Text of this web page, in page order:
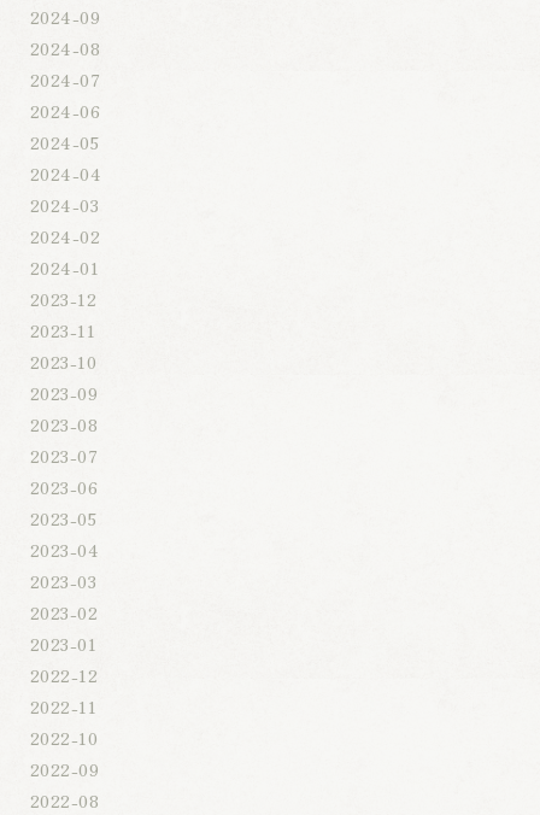
2024-09
2024-08
2024-07
2024-06
2024-05
2024-04
2024-03
2024-02
2024-01
2023-12
2023-11
2023-10
2023-09
2023-08
2023-07
2023-06
2023-05
2023-04
2023-03
2023-02
2023-01
2022-12
2022-11
2022-10
2022-09
2022-08